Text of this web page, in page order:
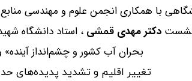
با همکاری انجمن علوم و مهندسی
دکتر مهدیقمشی ، استاد دانشگاه
:​​​​​​​بحران آب کشور و چشم‌انداز
تغییر اقلیم و تشدید پدیده‌های